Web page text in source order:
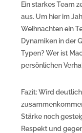
Ein starkes Team
aus. Um hier im
Weihnachten ein
Dynamiken in der
Typen? Wer ist
persönlichen
Fazit: Wird
Stärke noch
Respekt und